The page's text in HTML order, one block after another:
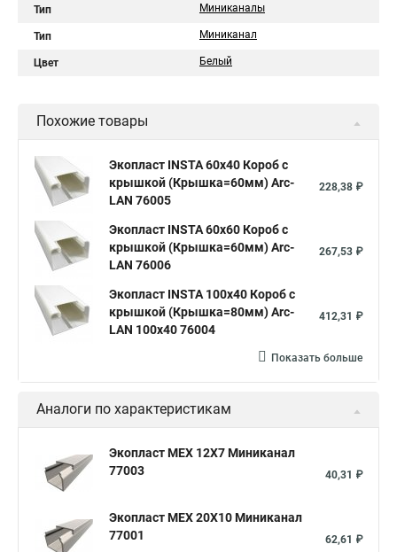
Тип Миниканалы
Тип Миниканал
Цвет Белый
Похожие товары
Экопласт INSTA 60х40 Короб с
крышкой (Крышка=60мм) Arc-
LAN 76005
228,38 ₽
Экопласт INSTA 60х60 Короб с
крышкой (Крышка=60мм) Arc-
LAN 76006
267,53 ₽
Экопласт INSTA 100x40 Короб с
крышкой (Крышка=80мм) Arc-
LAN 100x40 76004
412,31 ₽
Показать больше
Аналоги по характеристикам
Экопласт MEX 12Х7 Миниканал
77003
40,31 ₽
Экопласт MEX 20Х10 Миниканал
77001
62,61 ₽